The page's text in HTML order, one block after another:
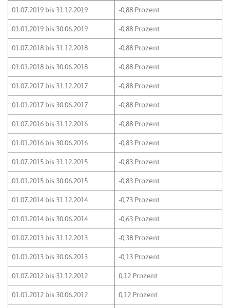
01.07.2019 bis 31.12.2019 -0,88 Prozent
01.01.2019 bis 30.06.2019 -0,88 Prozent
01.07.2018 bis 31.12.2018 -0,88 Prozent
01.01.2018 bis 30.06.2018 -0,88 Prozent
01.07.2017 bis 31.12.2017 -0,88 Prozent
01.01.2017 bis 30.06.2017 -0,88 Prozent
01.07.2016 bis 31.12.2016 -0,88 Prozent
01.01.2016 bis 30.06.2016 -0,83 Prozent
01.07.2015 bis 31.12.2015 -0,83 Prozent
01.01.2015 bis 30.06.2015 -0,83 Prozent
01.07.2014 bis 31.12.2014 -0,73 Prozent
01.01.2014 bis 30.06.2014 -0,63 Prozent
01.07.2013 bis 31.12.2013 -0,38 Prozent
01.01.2013 bis 30.06.2013 -0,13 Prozent
01.07.2012 bis 31.12.2012 0,12 Prozent
01.01.2012 bis 30.06.2012 0,12 Prozent